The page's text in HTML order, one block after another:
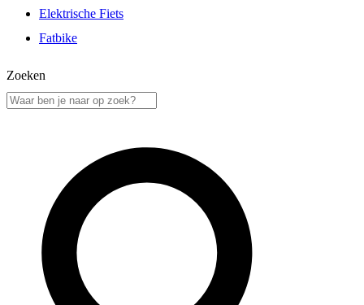
Elektrische Fiets
Fatbike
Zoeken